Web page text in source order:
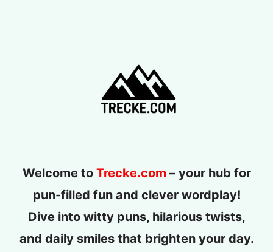
Welcome to Trecke.com – your hub for
pun-filled fun and clever wordplay!
Dive into witty puns, hilarious twists,
and daily smiles that brighten your day.